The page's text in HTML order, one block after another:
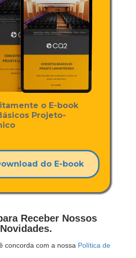
o E-book
Projeto-
do E-book
Receber Nossos
concorda com a nossa Política de